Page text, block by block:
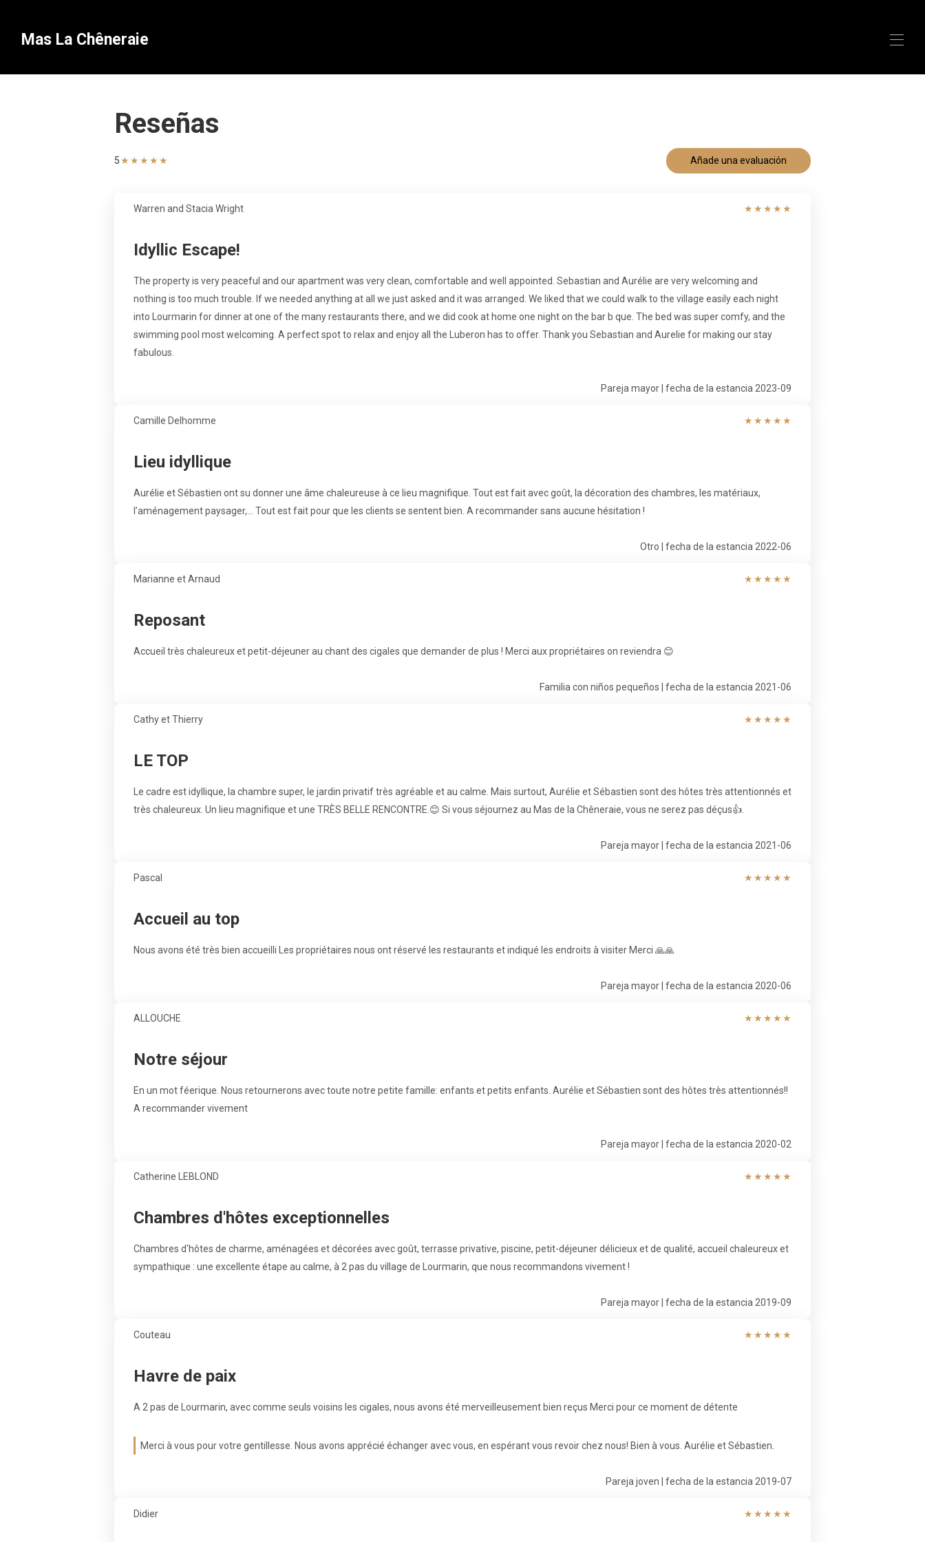
Mas La Chêneraie
Reseñas
5★ ★ ★ ★ ★ Añade una evaluación
Warren and Stacia Wright ★ ★ ★ ★ ★
Idyllic Escape!
The property is very peaceful and our apartment was very clean, comfortable and well appointed. Sebastian and Aurélie are very welcoming and
nothing is too much trouble. If we needed anything at all we just asked and it was arranged. We liked that we could walk to the village easily each night
into Lourmarin for dinner at one of the many restaurants there, and we did cook at home one night on the bar b que. The bed was super comfy, and the
swimming pool most welcoming. A perfect spot to relax and enjoy all the Luberon has to offer. Thank you Sebastian and Aurelie for making our stay
fabulous.
Pareja mayor | fecha de la estancia 2023-09
Camille Delhomme ★ ★ ★ ★ ★
Lieu idyllique
Aurélie et Sébastien ont su donner une âme chaleureuse à ce lieu magnifique. Tout est fait avec goût, la décoration des chambres, les matériaux,
l’aménagement paysager,… Tout est fait pour que les clients se sentent bien. A recommander sans aucune hésitation !
Otro | fecha de la estancia 2022-06
Marianne et Arnaud ★ ★ ★ ★ ★
Reposant
Accueil très chaleureux et petit-déjeuner au chant des cigales que demander de plus ! Merci aux propriétaires on reviendra 😊
Familia con niños pequeños | fecha de la estancia 2021-06
Cathy et Thierry ★ ★ ★ ★ ★
LE TOP
Le cadre est idyllique, la chambre super, le jardin privatif très agréable et au calme. Mais surtout, Aurélie et Sébastien sont des hôtes très attentionnés et
très chaleureux. Un lieu magnifique et une TRÈS BELLE RENCONTRE.😊 Si vous séjournez au Mas de la Chêneraie, vous ne serez pas déçus👍.
Pareja mayor | fecha de la estancia 2021-06
Pascal ★ ★ ★ ★ ★
Accueil au top
Nous avons été très bien accueilli Les propriétaires nous ont réservé les restaurants et indiqué les endroits à visiter Merci 🙏🙏
Pareja mayor | fecha de la estancia 2020-06
ALLOUCHE ★ ★ ★ ★ ★
Notre séjour
En un mot féerique. Nous retournerons avec toute notre petite famille: enfants et petits enfants. Aurélie et Sébastien sont des hôtes très attentionnés!!
A recommander vivement
Pareja mayor | fecha de la estancia 2020-02
Catherine LEBLOND ★ ★ ★ ★ ★
Chambres d'hôtes exceptionnelles
Chambres d'hôtes de charme, aménagées et décorées avec goût, terrasse privative, piscine, petit-déjeuner délicieux et de qualité, accueil chaleureux et
sympathique : une excellente étape au calme, à 2 pas du village de Lourmarin, que nous recommandons vivement !
Pareja mayor | fecha de la estancia 2019-09
Couteau ★ ★ ★ ★ ★
Havre de paix
A 2 pas de Lourmarin, avec comme seuls voisins les cigales, nous avons été merveilleusement bien reçus Merci pour ce moment de détente
Merci à vous pour votre gentillesse. Nous avons apprécié échanger avec vous, en espérant vous revoir chez nous! Bien à vous. Aurélie et Sébastien.
Pareja joven | fecha de la estancia 2019-07
Didier ★ ★ ★ ★ ★